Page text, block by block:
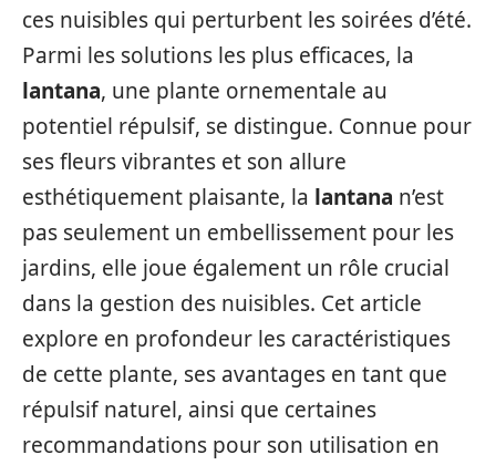
ces nuisibles qui perturbent les soirées d’été.
Parmi les solutions les plus efficaces, la
lantana, une plante ornementale au
potentiel répulsif, se distingue. Connue pour
ses fleurs vibrantes et son allure
esthétiquement plaisante, la lantana n’est
pas seulement un embellissement pour les
jardins, elle joue également un rôle crucial
dans la gestion des nuisibles. Cet article
explore en profondeur les caractéristiques
de cette plante, ses avantages en tant que
répulsif naturel, ainsi que certaines
recommandations pour son utilisation en